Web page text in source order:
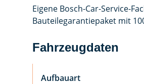
Eigene Bosch-Car-Service-
Bauteilegarantiepaket mit
Fahrzeugdaten
Aufbauart